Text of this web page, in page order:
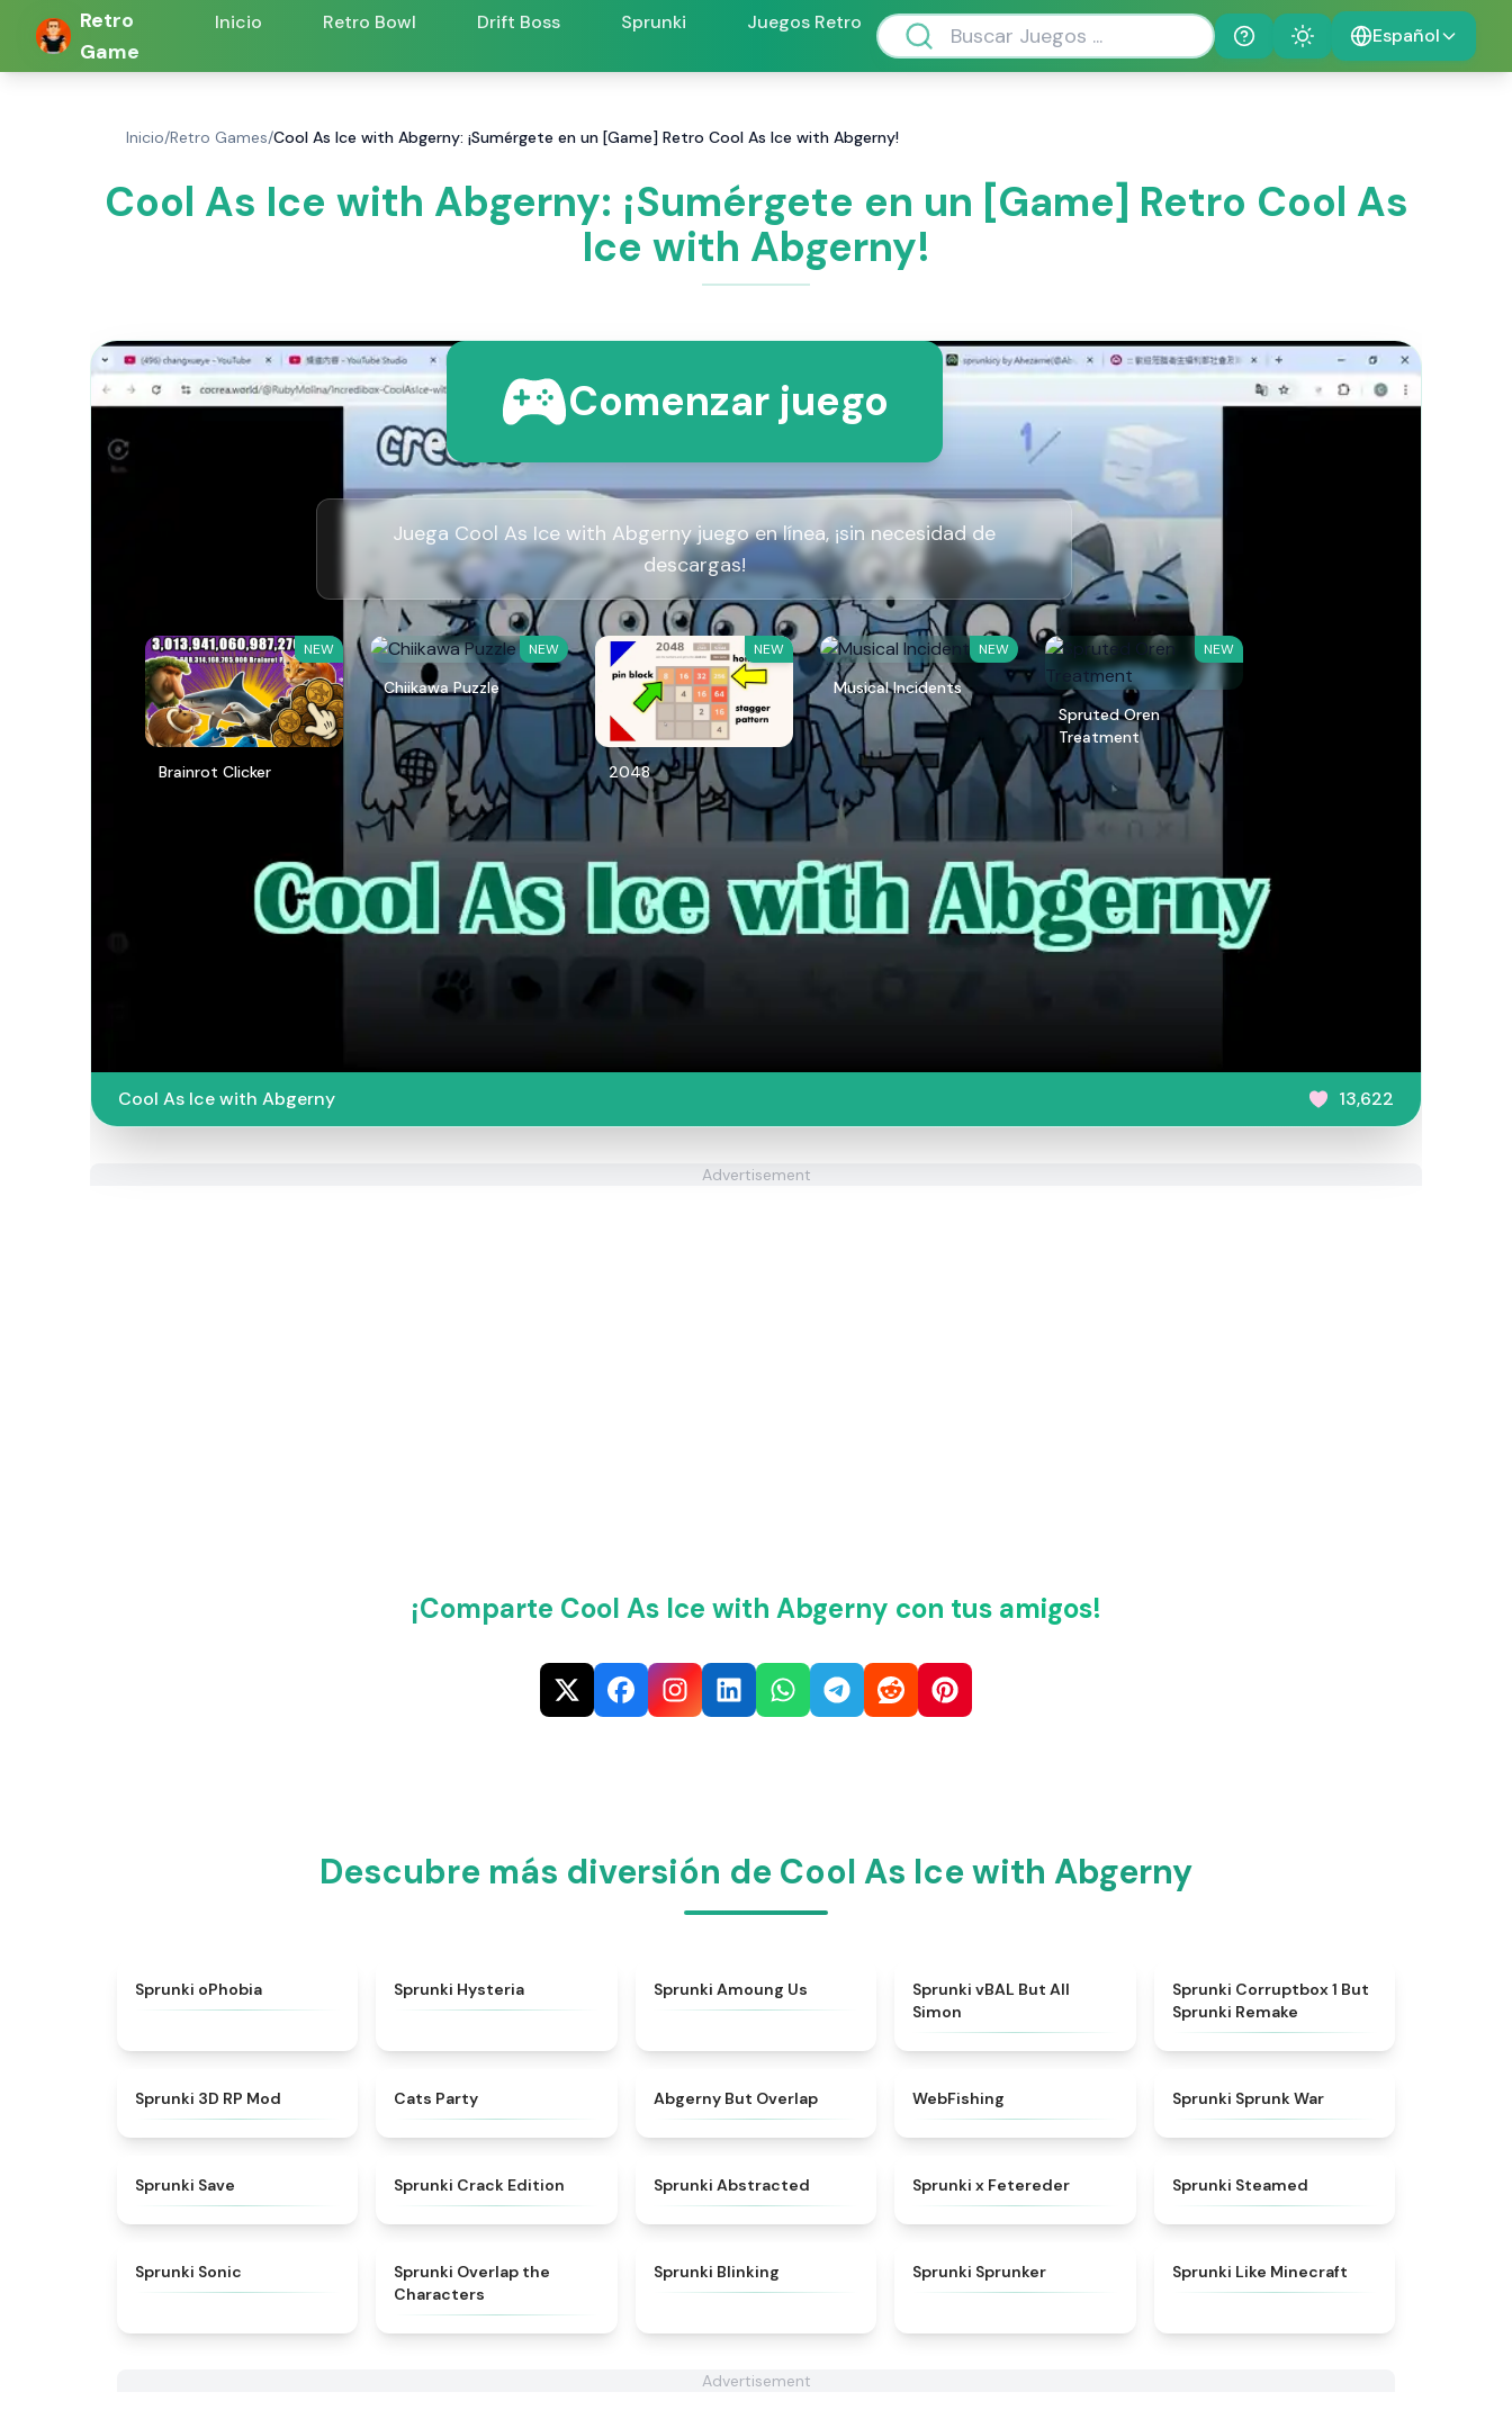
Retro
Game
Inicio Retro Bowl Drift Boss Sprunki
Juegos Retro
Help
Theme Español
Inicio/Retro Games/Cool As Ice with Abgerny: ¡Sumérgete en un [Game] Retro Cool As Ice with Abgerny!
Cool As Ice with Abgerny: ¡Sumérgete en un [Game] Retro Cool As
Ice with Abgerny!
Comenzar juego
Juega Cool As Ice with Abgerny juego en línea, ¡sin necesidad de
descargas!
NEW
Brainrot Clicker
NEW
Chiikawa Puzzle
NEW
2048
NEW
Musical Incidents
NEW
Spruted Oren
Treatment
Cool As Ice with Abgerny 13,622
Advertisement
¡Comparte Cool As Ice with Abgerny con tus amigos!
Descubre más diversión de Cool As Ice with Abgerny
Sprunki oPhobia Sprunki Hysteria Sprunki Amoung Us
Sprunki vBAL But All
Simon
★ 4.8
Sprunki Corruptbox 1 But
Sprunki Remake
Sprunki 3D RP Mod Cats Party Abgerny But Overlap WebFishing Sprunki Sprunk War
Sprunki Save Sprunki Crack Edition Sprunki Abstracted Sprunki x Fetereder Sprunki Steamed
Sprunki Sonic
Sprunki Overlap the
Characters
Sprunki Blinking Sprunki Sprunker ★
Sprunki Like Minecraft
Advertisement